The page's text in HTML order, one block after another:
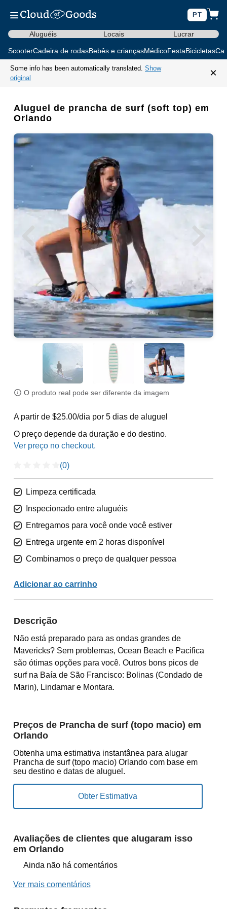
PT
Aluguéis Locais Lucrar
ScooterCadeira de rodasBebês e criançasMédicoFestaBicicletas
Some info has been automatically translated. Show
original
×
Aluguel de prancha de surf (soft top) em
Orlando
O produto real pode ser diferente da imagem
A partir de $25.00/dia por 5 dias de aluguel
O preço depende da duração e do destino.
(0)
Limpeza certificada
Inspecionado entre aluguéis
Entregamos para você onde você estiver
Entrega urgente em 2 horas disponível
Combinamos o preço de qualquer pessoa
Adicionar ao carrinho
Descrição
Não está preparado para as ondas grandes de
Mavericks? Sem problemas, Ocean Beach e Pacifica
são ótimas opções para você. Outros bons picos de
surf na Baía de São Francisco: Bolinas (Condado de
Marin), Lindamar e Montara.
Preços de Prancha de surf (topo macio) em
Orlando
Obtenha uma estimativa instantânea para alugar
Prancha de surf (topo macio) Orlando com base em
seu destino e datas de aluguel.
Avaliações de clientes que alugaram isso
em Orlando
Ainda não há comentários
Ver mais comentários